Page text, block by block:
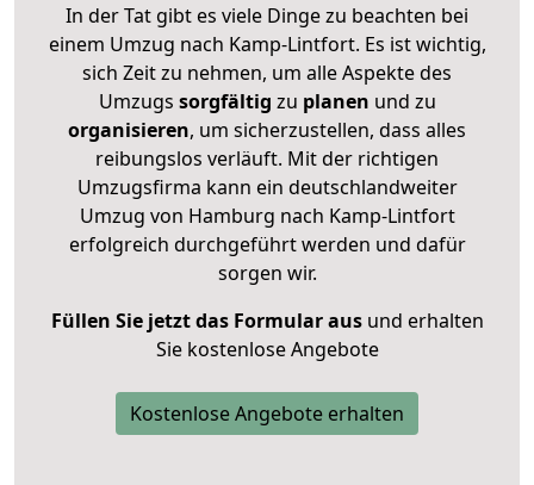
In der Tat gibt es viele Dinge zu beachten bei
einem Umzug nach Kamp-Lintfort. Es ist wichtig,
sich Zeit zu nehmen, um alle Aspekte des
Umzugs sorgfältig zu planen und zu
organisieren, um sicherzustellen, dass alles
reibungslos verläuft. Mit der richtigen
Umzugsfirma kann ein deutschlandweiter
Umzug von Hamburg nach Kamp-Lintfort
erfolgreich durchgeführt werden und dafür
sorgen wir.
Füllen Sie jetzt das Formular ausund erhalten
Sie kostenlose Angebote
Kostenlose Angebote erhalten